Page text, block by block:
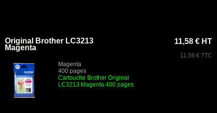
Original Brother LC3213
Magenta
Magenta
400 pages
Cartouche Brother Original
LC3213 Magenta 400 pages
11,58 € HT
11,58 € TTC